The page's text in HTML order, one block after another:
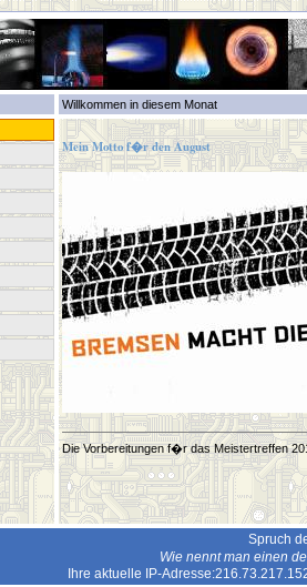
Willkommen in diesem Monat
Mein Motto f�r den August
Die Vorbereitungen f�r das Meistertreffen
Spruch
Wie nennt man einen
Ihre aktuelle IP-